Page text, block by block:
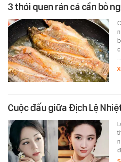
3 thói quen rán cá cần bỏ
Cuộc đấu giữa Địch Lệ